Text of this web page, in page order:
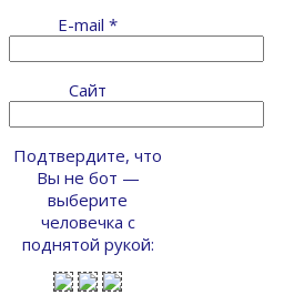
E-mail *
Сайт
Подтвердите, что
Вы не бот —
выберите
человечка с
поднятой рукой: